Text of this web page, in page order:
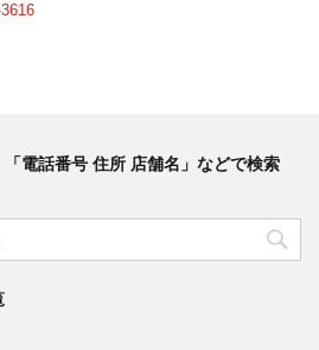
電話番号 住所 店舗名」などで検索